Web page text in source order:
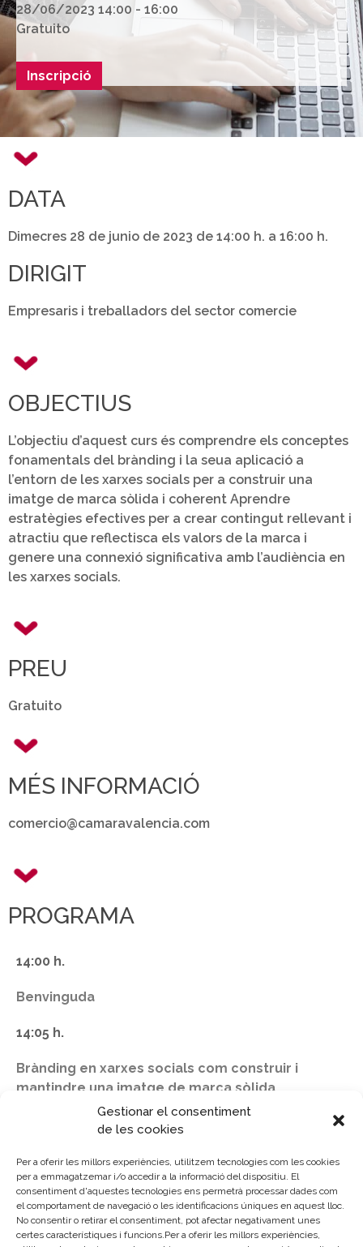
Gestionar el consentiment
de les cookies
Per a oferir les millors experiències, utilitzem tecnologies com les cookies
per a emmagatzemar i/o accedir a la informació del dispositiu. El
consentiment d'aquestes tecnologies ens permetrà processar dades com
el comportament de navegació o les identificacions úniques en aquest lloc.
No consentir o retirar el consentiment, pot afectar negativament unes
certes característiques i funcions.Per a oferir les millors experiències,
28/06/2023 14:00 - 16:00
Gratuito
Inscripció
DATA
Dimecres 28 de junio de 2023 de 14:00 h. a 16:00 h.
DIRIGIT
Empresaris i treballadors del sector comercie
OBJECTIUS
L’objectiu d’aquest curs és comprendre els conceptes
fonamentals del brànding i la seua aplicació a
l’entorn de les xarxes socials per a construir una
imatge de marca sòlida i coherent Aprendre
estratègies efectives per a crear contingut rellevant i
atractiu que reflectisca els valors de la marca i
genere una connexió significativa amb l’audiència en
les xarxes socials.
PREU
Gratuito
MÉS INFORMACIÓ
comercio@camaravalencia.com
PROGRAMA
14:00 h.
Benvinguda
14:05 h.
Brànding en xarxes socials com construir i
mantindre una imatge de marca sòlida.
Sra. Clara Soler Consultora de maketing i comunicació.
Col·loqui , preguntes i clausura
Modera: Sra. Mª. Victoria Guillén Tècnic Cambra València.